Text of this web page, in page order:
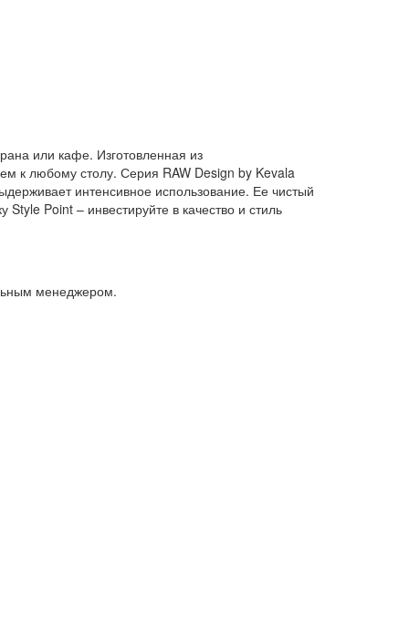
или кафе. Изготовленная из
к любому столу. Серия RAW Design by Kevala
интенсивное использование. Ее чистый
Point – инвестируйте в качество и стиль
менеджером.